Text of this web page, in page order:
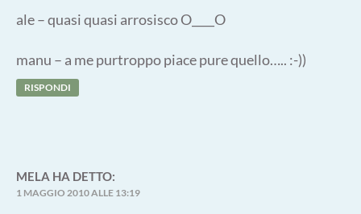
ale – quasi quasi arrosisco O____O
manu – a me purtroppo piace pure quello….. :-))
RISPONDI
MELA HA DETTO:
1 MAGGIO 2010 ALLE 13:19